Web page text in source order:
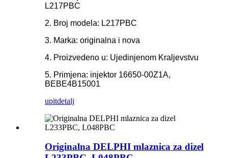
L217PBC
2. Broj modela: L217PBC
3. Marka: originalna i nova
4. Proizvedeno u: Ujedinjenom Kraljevstvu
5. Primjena: injektor 16650-00Z1A,
BEBE4B15001
upitdetalj
Originalna DELPHI mlaznica za dizel